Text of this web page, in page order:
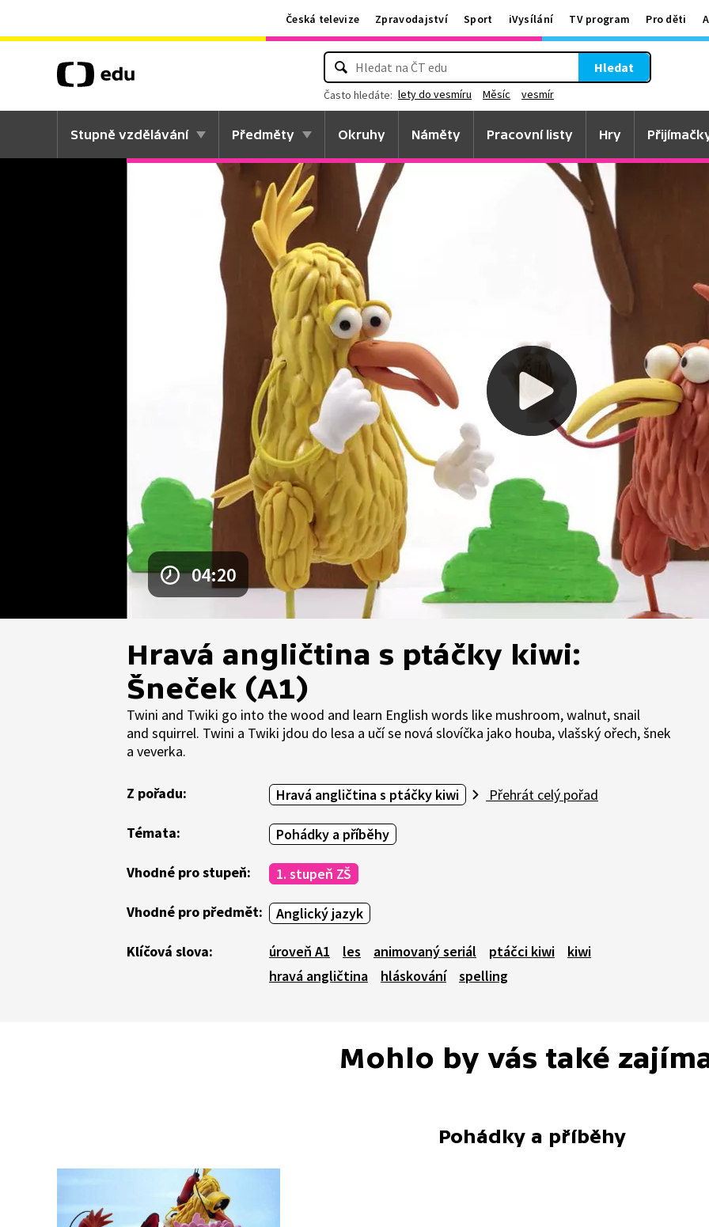
Česká televize Zpravodajství Sport iVysílání TV program Pro děti
Hledat
Často hledáte: lety do vesmíru Měsíc vesmír
Stupně vzdělávání Předměty Okruhy Náměty Pracovní listy Hry
04:20
Hravá angličtina s ptáčky kiwi:
Šneček (A1)
Twini and Twiki go into the wood and learn English words like mushroom, walnut, snail
and squirrel. Twini a Twiki jdou do lesa a učí se nová slovíčka jako houba, vlašský ořech, šnek
a veverka.
Z pořadu: Hravá angličtina s ptáčky kiwi Přehrát celý pořad
Témata: Pohádky a příběhy
Vhodné pro stupeň: 1. stupeň ZŠ
Vhodné pro předmět: Anglický jazyk
Klíčová slova: úroveň A1 les animovaný seriál ptáčci kiwi
kiwi
hravá angličtina
hláskování spelling
Mohlo by vás také
Pohádky a příběhy